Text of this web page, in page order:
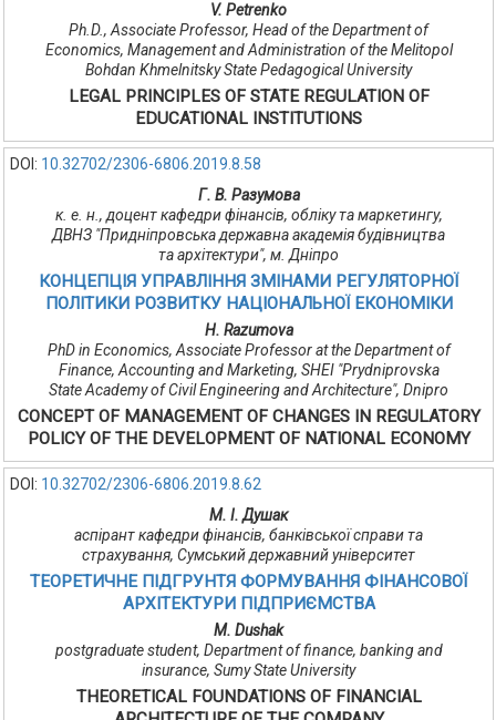
V. Petrenko
Ph.D., Associate Professor, Head of the Department of
Economics, Management and Administration of the Melitopol
Bohdan Khmelnitsky State Pedagogical University
LEGAL PRINCIPLES OF STATE REGULATION OF
EDUCATIONAL INSTITUTIONS
DOI: 10.32702/2306-6806.2019.8.58
Г. В. Разумова
к. е. н., доцент кафедри фінансів, обліку та маркетингу,
ДВНЗ "Придніпровська державна академія будівництва
та архітектури", м. Дніпро
КОНЦЕПЦІЯ УПРАВЛІННЯ ЗМІНАМИ РЕГУЛЯТОРНОЇ
ПОЛІТИКИ РОЗВИТКУ НАЦІОНАЛЬНОЇ ЕКОНОМІКИ
H. Razumova
PhD in Economics, Associate Professor at the Department of
Finance, Accounting and Marketing, SHEI "Prydniprovska
State Academy of Civil Engineering and Architecture", Dnipro
CONCEPT OF MANAGEMENT OF CHANGES IN REGULATORY
POLICY OF THE DEVELOPMENT OF NATIONAL ECONOMY
DOI: 10.32702/2306-6806.2019.8.62
М. І. Душак
аспірант кафедри фінансів, банківської справи та
страхування, Сумський державний університет
ТЕОРЕТИЧНЕ ПІДГРУНТЯ ФОРМУВАННЯ ФІНАНСОВОЇ
АРХІТЕКТУРИ ПІДПРИЄМСТВА
M. Dushak
postgraduate student, Department of finance, banking and
insurance, Sumy State University
THEORETICAL FOUNDATIONS OF FINANCIAL